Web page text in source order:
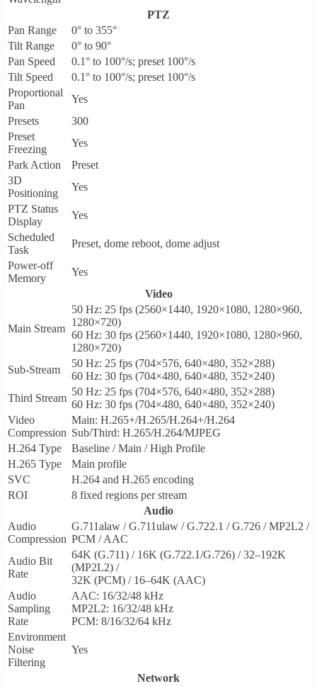
PTZ
Pan Range
0° to 355°
Tilt Range
0° to 90°
Pan Speed
0.1° to 100°/s; preset 100°/s
Tilt Speed
0.1° to 100°/s; preset 100°/s
Proportional
Pan
Yes
Presets
300
Preset
Freezing
Yes
Park Action
Preset
3D
Positioning
Yes
PTZ Status
Display
Yes
Scheduled
Task
Preset, dome reboot, dome adjust
Power-off
Memory
Yes
Video
Main Stream
50 Hz: 25 fps (2560×1440, 1920×1080, 1280×960,
1280×720)
60 Hz: 30 fps (2560×1440, 1920×1080, 1280×960,
1280×720)
Sub-Stream
50 Hz: 25 fps (704×576, 640×480, 352×288)
60 Hz: 30 fps (704×480, 640×480, 352×240)
Third Stream
50 Hz: 25 fps (704×576, 640×480, 352×288)
60 Hz: 30 fps (704×480, 640×480, 352×240)
Video
Compression
Main: H.265+/H.265/H.264+/H.264
Sub/Third: H.265/H.264/MJPEG
H.264 Type
Baseline / Main / High Profile
H.265 Type
Main profile
SVC
H.264 and H.265 encoding
ROI
8 fixed regions per stream
Audio
Audio
Compression
G.711alaw / G.711ulaw / G.722.1 / G.726 / MP2L2 /
PCM / AAC
Audio Bit
Rate
64K (G.711) / 16K (G.722.1/G.726) / 32–192K
(MP2L2) /
32K (PCM) / 16–64K (AAC)
Audio
Sampling
Rate
AAC: 16/32/48 kHz
MP2L2: 16/32/48 kHz
PCM: 8/16/32/64 kHz
Environment
Noise
Filtering
Yes
Network